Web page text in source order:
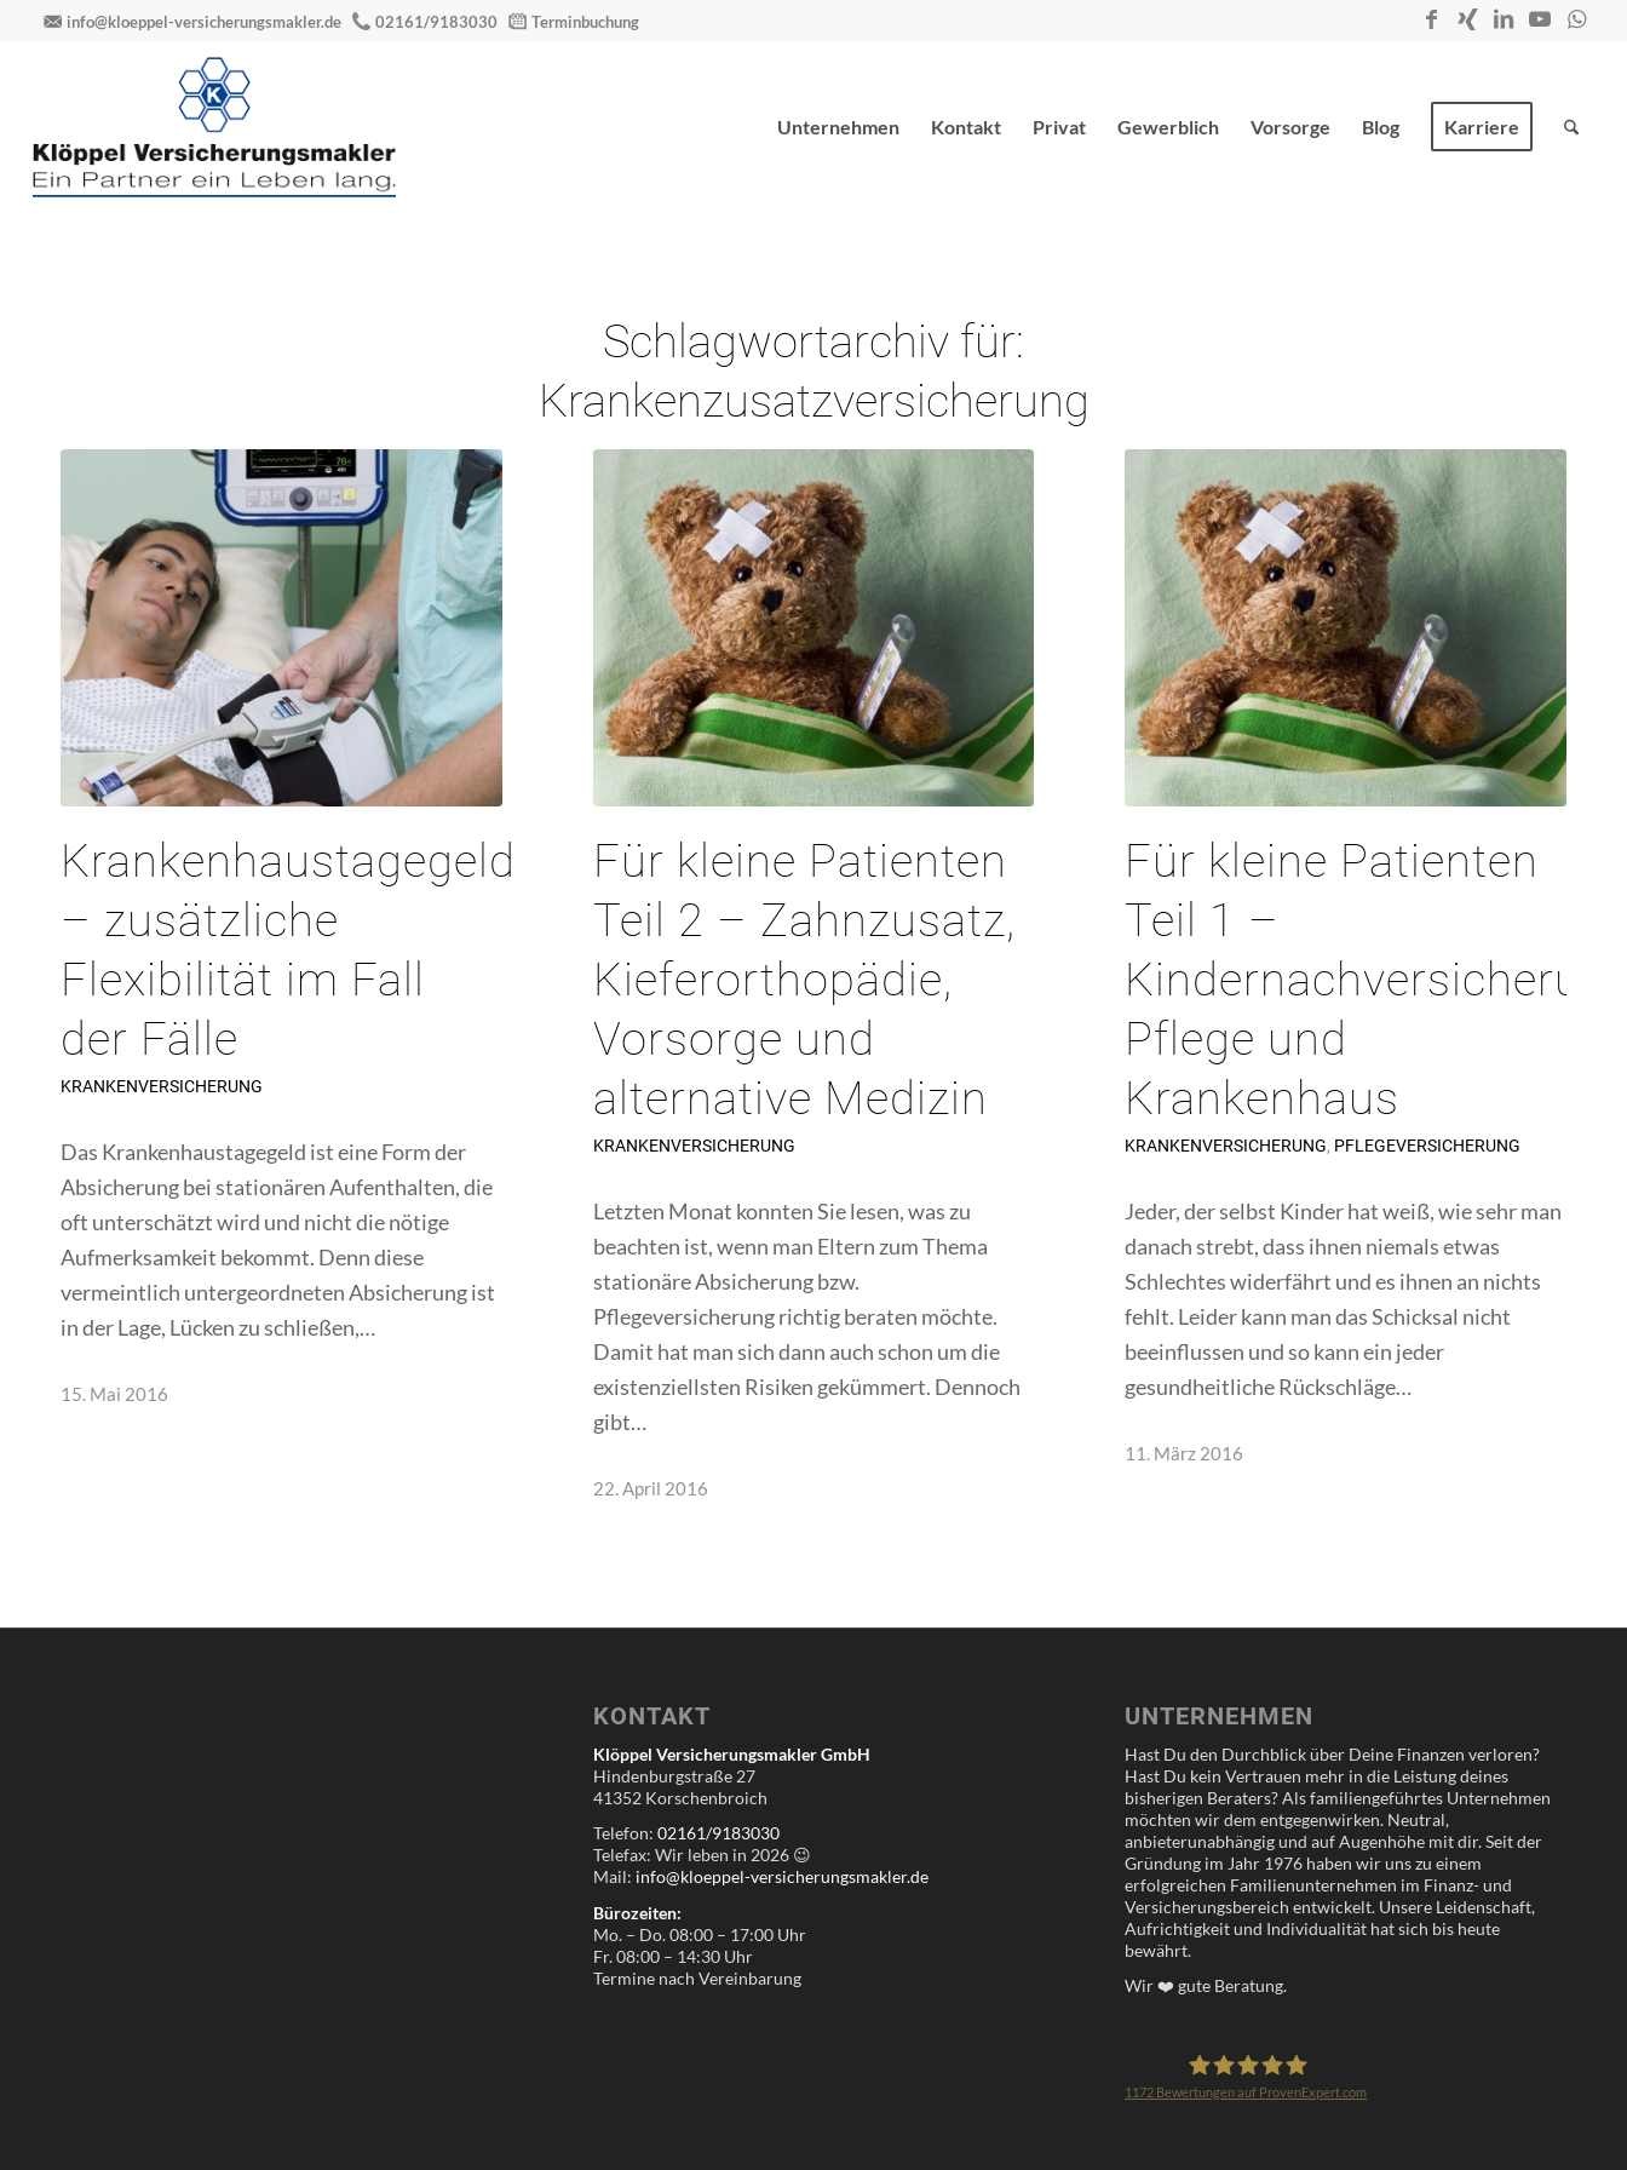
info@kloeppel-versicherungsmakler.de 02161/9183030 Terminbuchung
Unternehmen Kontakt Privat Gewerblich Vorsorge Blog Karriere
Schlagwortarchiv für:
Krankenzusatzversicherung
Krankenhaustagegeld
– zusätzliche
Flexibilität im Fall
der Fälle
KRANKENVERSICHERUNG
Das Krankenhaustagegeld ist eine Form der
Absicherung bei stationären Aufenthalten, die
oft unterschätzt wird und nicht die nötige
Aufmerksamkeit bekommt. Denn diese
vermeintlich untergeordneten Absicherung ist
in der Lage, Lücken zu schließen,…
15. Mai 2016
Für kleine Patienten
Teil 2 – Zahnzusatz,
Kieferorthopädie,
Vorsorge und
alternative Medizin
KRANKENVERSICHERUNG
Letzten Monat konnten Sie lesen, was zu
beachten ist, wenn man Eltern zum Thema
stationäre Absicherung bzw.
Pflegeversicherung richtig beraten möchte.
Damit hat man sich dann auch schon um die
existenziellsten Risiken gekümmert. Dennoch
gibt…
22. April 2016
Für kleine Patienten
Teil 1 –
Pflege und
Krankenhaus
KRANKENVERSICHERUNG, PFLEGEVERSICHERUNG
Jeder, der selbst Kinder hat weiß, wie sehr man
danach strebt, dass ihnen niemals etwas
Schlechtes widerfährt und es ihnen an nichts
fehlt. Leider kann man das Schicksal nicht
beeinflus­sen und so kann ein jeder
gesundheitliche Rückschläge…
11. März 2016
KONTAKT
Klöppel Versicherungsmakler GmbH
Hindenburgstraße 27
41352 Korschenbroich
Telefon: 02161/9183030
Telefax: Wir leben in 2026 😉
Mail: info@kloeppel-versicherungsmakler.de
Bürozeiten:
Mo. – Do. 08:00 – 17:00 Uhr
Fr. 08:00 – 14:30 Uhr
Termine nach Vereinbarung
UNTERNEHMEN
Hast Du den Durchblick über Deine Finanzen verloren?
Hast Du kein Vertrauen mehr in die Leistung deines
bisherigen Beraters? Als familiengeführtes Unternehmen
möchten wir dem entgegenwirken. Neutral,
anbieterunabhängig und auf Augenhöhe mit dir. Seit der
Gründung im Jahr 1976 haben wir uns zu einem
erfolgreichen Familienunternehmen im Finanz- und
Versicherungsbereich entwickelt. Unsere Leidenschaft,
Aufrichtigkeit und Individualität hat sich bis heute
bewährt.
Wir❤️ gute Beratung.
1172 Bewertungen auf ProvenExpert.com